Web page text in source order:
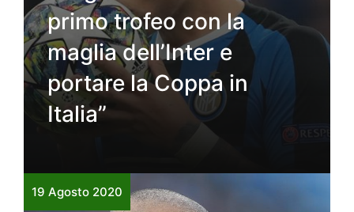
primo trofeo con la
maglia dell’Inter e
portare la Coppa in
Italia”
19 Agosto 2020